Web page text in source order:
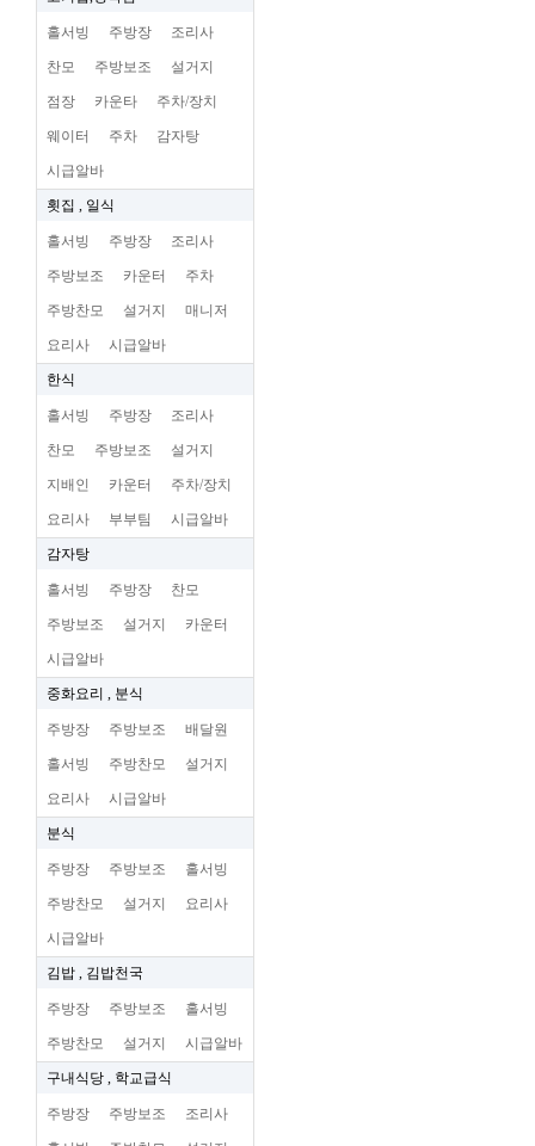
홀서빙 주방장 조리사
찬모 주방보조 설거지
점장 카운타 주차/장치
웨이터 주차 감자탕
시급알바
횟집 , 일식
홀서빙 주방장 조리사
주방보조 카운터 주차
주방찬모 설거지 매니저
요리사 시급알바
한식
홀서빙 주방장 조리사
찬모 주방보조 설거지
지배인 카운터 주차/장치
요리사 부부팀 시급알바
감자탕
홀서빙 주방장 찬모
주방보조 설거지 카운터
시급알바
중화요리 , 분식
주방장 주방보조 배달원
홀서빙 주방찬모 설거지
요리사 시급알바
분식
주방장 주방보조 홀서빙
주방찬모 설거지 요리사
시급알바
김밥 , 김밥천국
주방장 주방보조 홀서빙
주방찬모 설거지 시급알바
구내식당 , 학교급식
주방장 주방보조 조리사